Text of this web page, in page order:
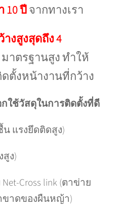
10 ปีจากทางเรา
งสูงสุดถึง 4
าตรฐานสูง ทำให้
ตั้งหน้างานที่กว้าง
ใช้วัสดุในการติดตั้งที่ดี
แรงยึดติดสูง)
ง)
Cross link (ตาข่าย
ขาดของผืนหญ้า)